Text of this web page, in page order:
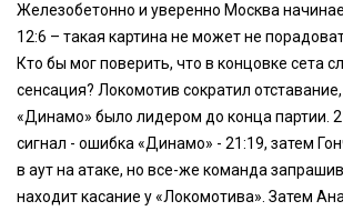
Железобетонно и уверенно Москва
12:6 – такая картина не может не
Кто бы мог поверить, что в концовке сета
сенсация? Локомотив сократил
«Динамо» было лидером до конца партии.
сигнал - ошибка «Динамо» - 21:19, затем
в аут на атаке, но все-же команда
находит касание у «Локомотива». Затем